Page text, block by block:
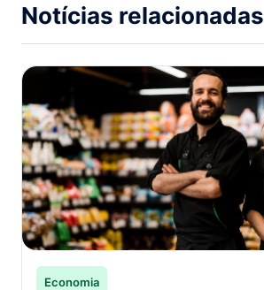
Notícias relacionadas
Economia